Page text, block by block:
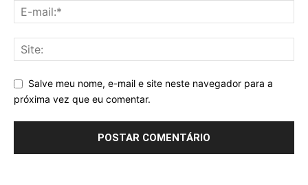
Salve meu nome, e-mail e site neste navegador para a
próxima vez que eu comentar.